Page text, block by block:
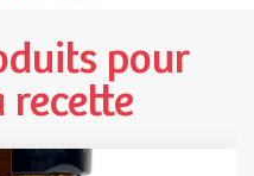
pour
recette